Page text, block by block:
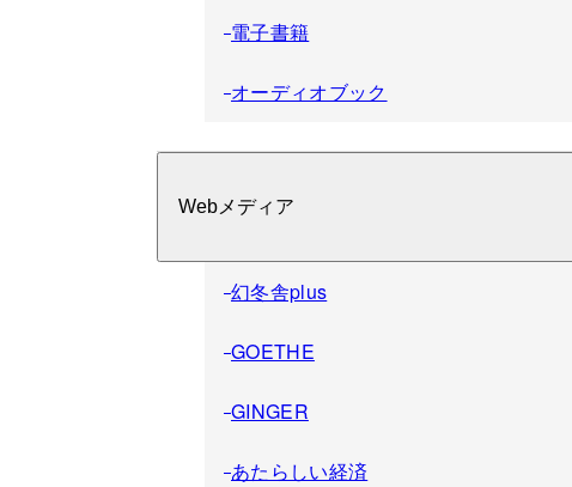
電子書籍
オーディオブック
Webメディア
幻冬舎plus
GOETHE
GINGER
あたらしい経済